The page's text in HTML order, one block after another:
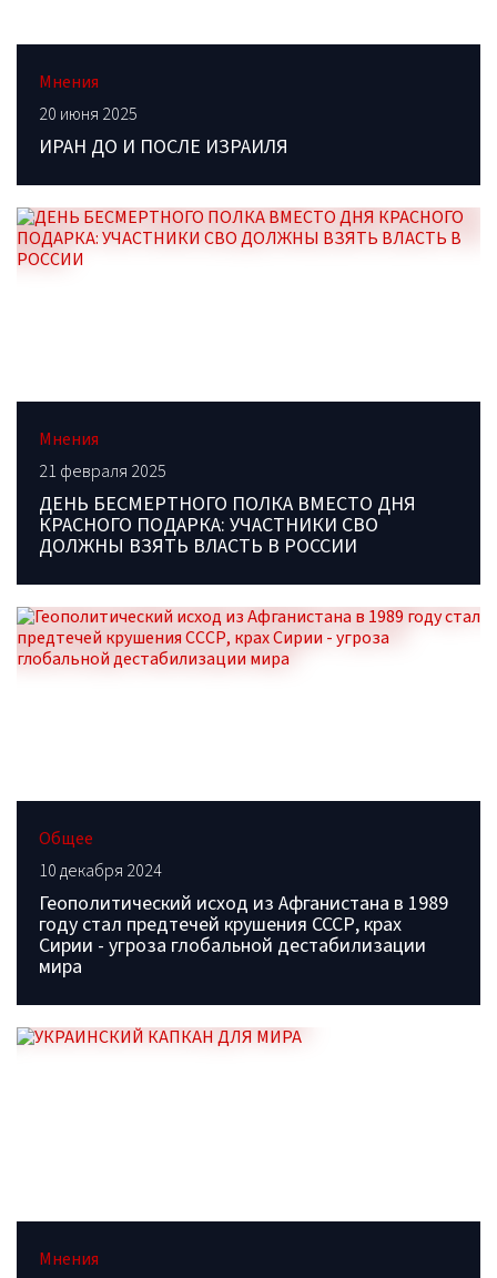
Мнения
20 июня 2025
ИРАН ДО И ПОСЛЕ ИЗРАИЛЯ
Мнения
21 февраля 2025
ДЕНЬ БЕСМЕРТНОГО ПОЛКА ВМЕСТО ДНЯ
КРАСНОГО ПОДАРКА: УЧАСТНИКИ СВО
ДОЛЖНЫ ВЗЯТЬ ВЛАСТЬ В РОССИИ
Общее
10 декабря 2024
Геополитический исход из Афганистана в 1989
году стал предтечей крушения СССР, крах
Сирии - угроза глобальной дестабилизации
мира
Мнения